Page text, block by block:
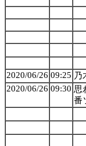
2020/06/26 09:25 乃
2020/06/26 09:30 思
番